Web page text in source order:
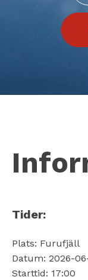
Tider:
Plats: Furufjäll
Datum: 2026-
Starttid: 17:00